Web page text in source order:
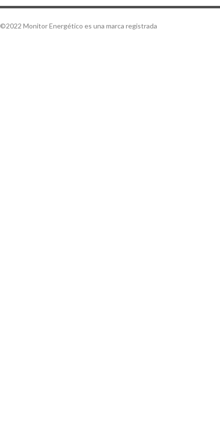
©2022 Monitor Energético es una marca registrada